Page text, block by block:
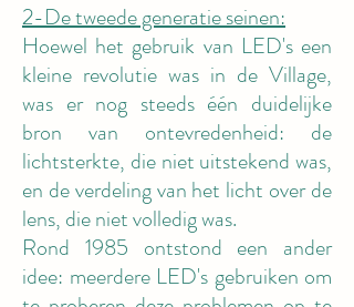
2-De tweede generatie seinen:
Hoewel het gebruik van LED's een
kleine revolutie was in de Village,
was er nog steeds één duidelijke
bron van ontevredenheid: de
lichtsterkte, die niet uitstekend was,
en de verdeling van het licht over de
lens, die niet volledig was.
Rond 1985 ontstond een ander
idee: meerdere LED's gebruiken om